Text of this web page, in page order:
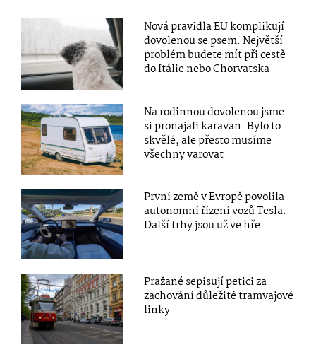
Nová pravidla EU komplikují
dovolenou se psem. Největší
problém budete mít při cestě
do Itálie nebo Chorvatska
Na rodinnou dovolenou jsme
si pronajali karavan. Bylo to
skvělé, ale přesto musíme
všechny varovat
První země v Evropě povolila
autonomní řízení vozů Tesla.
Další trhy jsou už ve hře
Pražané sepisují petici za
zachování důležité tramvajové
linky